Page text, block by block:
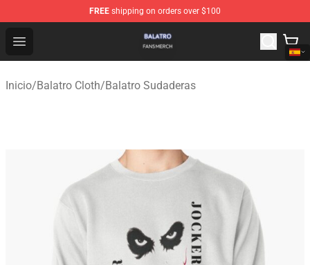
FREE shipping on orders over $100
Open menu
Balatro Shop - Official Balatro Merchandise Store
Inicio/Balatro Cloth/Balatro Sudaderas